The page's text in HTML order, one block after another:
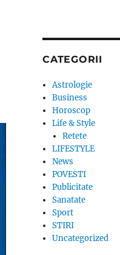
CATEGORII
Astrologie
Business
Horoscop
Life & Style
Retete
LIFESTYLE
News
POVESTI
Publicitate
Sanatate
Sport
STIRI
Uncategorized